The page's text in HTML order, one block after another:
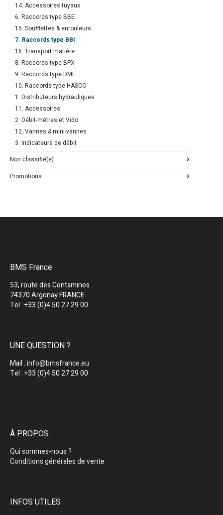
14. Accessoires tuyaux
6. Raccords type BBE
15. Soufflettes & enrouleurs
7. Raccords type BBI
16. Transport matière
8. Raccords type BPX
9. Raccords type DME
10. Raccords type HASCO
1. Distributeurs hydrauliques
11. Accessoires
2. Débit-mètres et Vido
12. Vannes & mini-vannes
3. Indicateurs de débit
Non classifié(e)
Promotions
BMS France
53, route des Contamines
74370 Argonay FRANCE
Tel : +33 (0)4 50 27 29 00
UNE QUESTION ?
Mail :info@bmsfrance.eu
Tel : +33 (0)4 50 27 29 00
À PROPOS
Qui sommes-nous ?
Conditions générales de vente
INFOS UTILES